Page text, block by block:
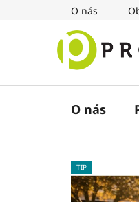
O nás
O nás
TIP